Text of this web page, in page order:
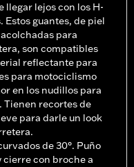
lejos con los H-
guantes, de piel
para
son compatibles
reflectante para
para motociclismo
en los nudillos para
Tienen recortes de
para darle un look
de 30°. Puño
con broche a